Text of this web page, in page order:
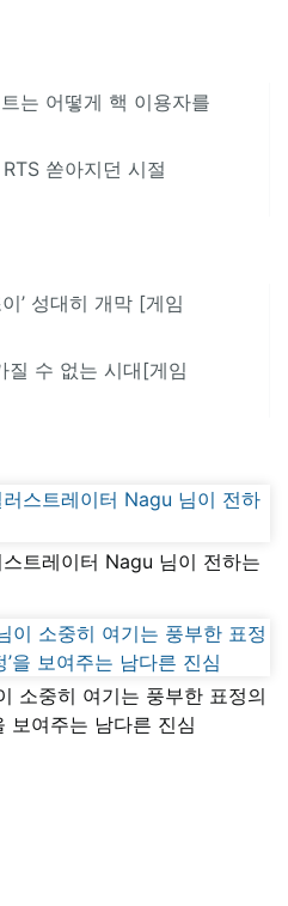
는 어떻게 핵 이용자를
쏟아지던 시절
’ 성대히 개막 [게임
질 수 없는 시대[게임
트레이터 Nagu 님이 전하는
소중히 여기는 풍부한 표정의
보여주는 남다른 진심